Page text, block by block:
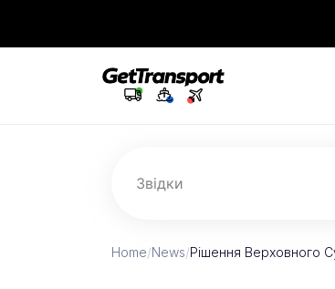
Звідки
Home/News/Рішення Верховного